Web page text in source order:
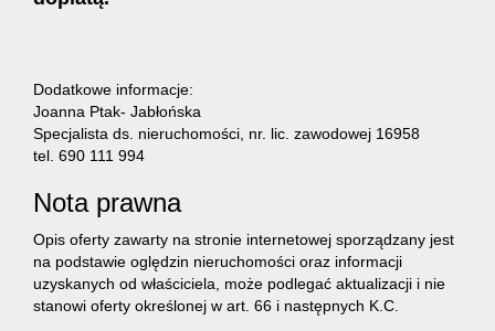
Dodatkowe informacje:
Joanna Ptak- Jabłońska
Specjalista ds. nieruchomości, nr. lic. zawodowej 16958
tel. 690 111 994
Nota prawna
Opis oferty zawarty na stronie internetowej sporządzany jest
na podstawie oględzin nieruchomości oraz informacji
uzyskanych od właściciela, może podlegać aktualizacji i nie
stanowi oferty określonej w art. 66 i następnych K.C.